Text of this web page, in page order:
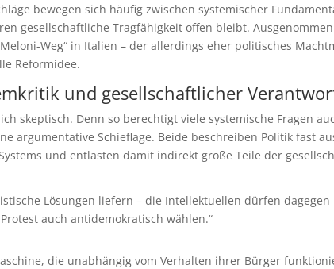
bewegen sich häufig zwischen systemischer
gesellschaftliche Tragfähigkeit offen bleibt.
Weg“ in Italien – der allerdings eher politisches
Reformidee.
und gesellschaftlicher
skeptisch. Denn so berechtigt viele systemische Fragen
argumentative Schieflage. Beide beschreiben Politik fast
und entlasten damit indirekt große Teile der
Lösungen liefern – die Intellektuellen dürfen
auch antidemokratisch wählen.“
die unabhängig vom Verhalten ihrer Bürger